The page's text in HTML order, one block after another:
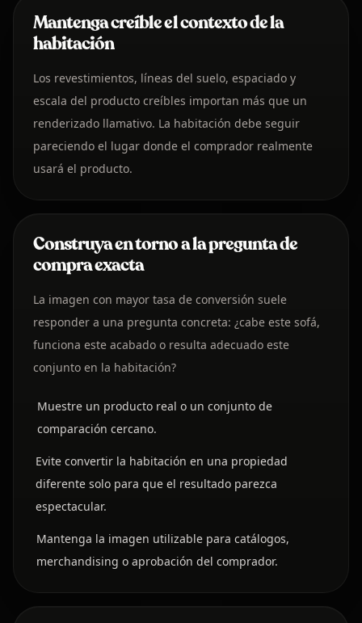
Mantenga creíble el contexto de la
habitación
Los revestimientos, líneas del suelo, espaciado y
escala del producto creíbles importan más que un
renderizado llamativo. La habitación debe seguir
pareciendo el lugar donde el comprador realmente
usará el producto.
Construya en torno a la pregunta de
compra exacta
La imagen con mayor tasa de conversión suele
responder a una pregunta concreta: ¿cabe este sofá,
funciona este acabado o resulta adecuado este
conjunto en la habitación?
Muestre un producto real o un conjunto de
comparación cercano.
Evite convertir la habitación en una propiedad
diferente solo para que el resultado parezca
espectacular.
Mantenga la imagen utilizable para catálogos,
merchandising o aprobación del comprador.